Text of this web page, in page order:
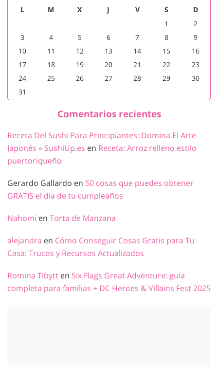
L M X J V S
D
1
2
3
4 5 6 7 8
9
10
11 12 13 14 15
16
17
18 19 20 21 22
23
24
25 26 27 28 29
30
31
Comentarios recientes
Receta Del Sushi Para Principiantes: Domina El Arte
Japonés » SushiUp.es en Receta: Arroz relleno estilo
puertoriqueño
Gerardo Gallardo en 50 cosas que puedes obtener
GRATIS el día de tu cumpleaños
Nahomi en Torta de Manzana
alejandra en Cómo Conseguir Cosas Gratis para Tu
Casa: Trucos y Recursos Actualizados
Romina Tibytt en Six Flags Great Adventure: guía
completa para familias + DC Heroes & Villains Fest 2025